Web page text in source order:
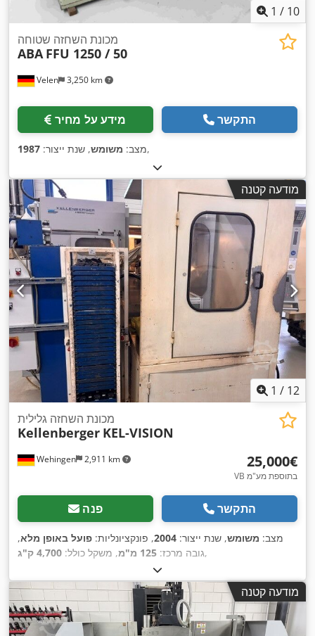
1 / 10
Velen 3,250 km
מכונת השחזה שטוחה
ABA FFU 1250 / 50
מידע על מחיר התקשר
מצב: משומש, שנת ייצור: 1987 ,
מודעה קטנה
1 / 12
Wehingen 2,911 km
מכונת השחזה גלילית
Kellenberger KEL-VISION
‏25,000 ‏€
VB בתוספת מע"מ
פנה התקשר
מצב: משומש, שנת ייצור: 2004, פונקציונליות: פועל באופן מלא,
גובה מרכז: 125 מ"מ , משקל כולל: 4,700 ק"ג ,
מודעה קטנה